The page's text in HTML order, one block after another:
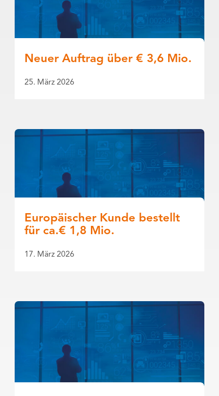
Neuer Auftrag über € 3,6 Mio.
25. März 2026
Europäischer Kunde bestellt
für ca.€ 1,8 Mio.
17. März 2026